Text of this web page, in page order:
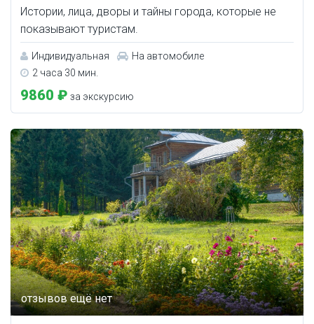
Истории, лица, дворы и тайны города, которые не
показывают туристам.
Индивидуальная
На автомобиле
2 часа 30 мин.
9860 ₽ за экскурсию